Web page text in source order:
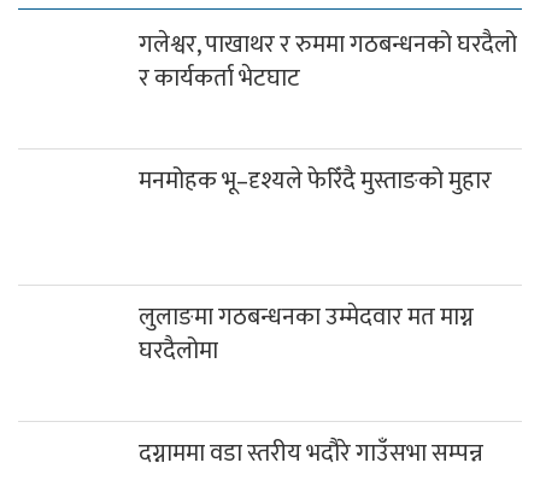
गलेश्वर, पाखाथर र रुममा गठबन्धनको घरदैलो
र कार्यकर्ता भेटघाट
मनमोहक भू–दृश्यले फेरिँदै मुस्ताङको मुहार
लुलाङमा गठबन्धनका उम्मेदवार मत माग्न
घरदैलोमा
दग्नाममा वडा स्तरीय भदौरे गाउँसभा सम्पन्न